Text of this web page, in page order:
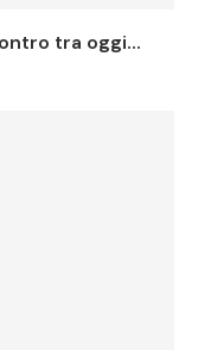
tra oggi...